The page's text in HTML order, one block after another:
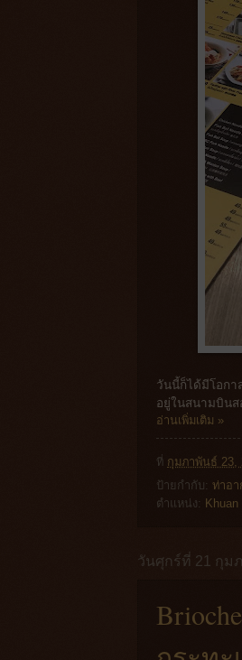
วันนี้ก็ได้มีโอกา
อยู่ในสนามบินส
อ่านเพิ่มเติม »
ที่ กุมภาพันธ์ 23,
ป้ายกำกับ: ท่าอ
ตำแหน่ง:
วันศุกร์ที่ 21 กุม